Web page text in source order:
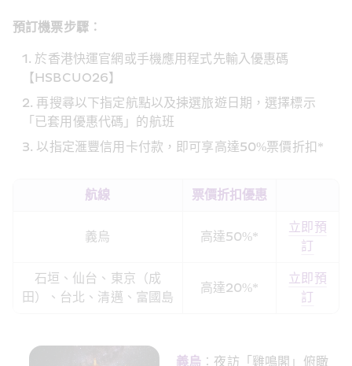
預訂機票步驟︰
於香港快運官網或手機應用程式先輸入優惠碼
【HSBCUO26】
再搜尋以下指定航點以及揀選旅遊日期，選擇標示
「已套用優惠代碼」的航班
以指定滙豐信用卡付款，即可享高達50%票價折扣*
航線 票價折扣優惠
義烏 高達50%*
立即預
訂
石垣、仙台、東京（成
田）、台北、清邁、富國島
高達20%*
立即預
訂
義烏 ︰夜訪「雞鳴閣」俯瞰